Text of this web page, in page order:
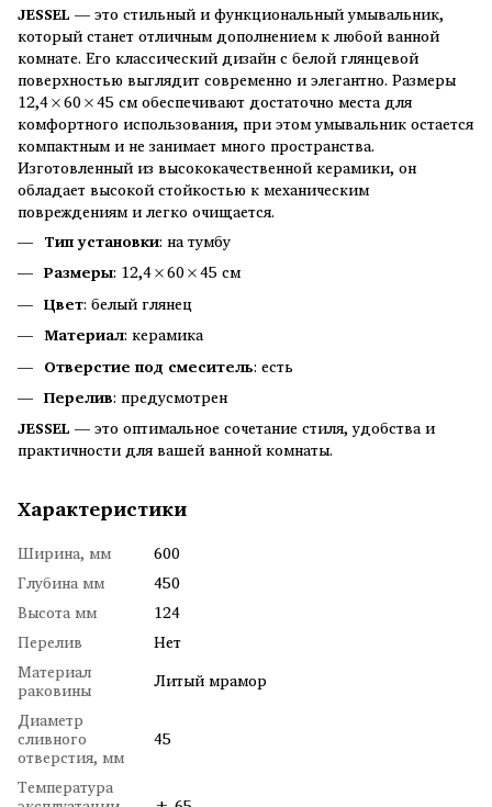
JESSEL — это стильный и функциональный умывальник,
который станет отличным дополнением к любой ванной
комнате. Его классический дизайн с белой глянцевой
поверхностью выглядит современно и элегантно. Размеры
12,4×60×45 см обеспечивают достаточно места для
комфортного использования, при этом умывальник остается
компактным и не занимает много пространства.
Изготовленный из высококачественной керамики, он
обладает высокой стойкостью к механическим
повреждениям и легко очищается.
Тип установки: на тумбу
Размеры: 12,4×60×45 см
Цвет: белый глянец
Материал: керамика
Отверстие под смеситель: есть
Перелив: предусмотрен
JESSEL — это оптимальное сочетание стиля, удобства и
практичности для вашей ванной комнаты.
Характеристики
Ширина, мм
600
Глубина мм
450
Высота мм
124
Перелив
Нет
Материал
раковины
Литый мрамор
Диаметр
сливного
отверстия, мм
45
Температура